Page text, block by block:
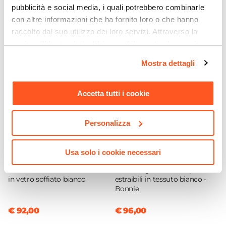
pubblicità e social media, i quali potrebbero combinarle
con altre informazioni che ha fornito loro o che hanno
raccolto dal suo utilizzo dei loro servizi. Attraverso la
sezione "Mostra dettagli" è possibile gestire le proprie
momento. Per maggiori informazioni si invita a leggere la
nostraCookie Policy.
Mostra dettagli
Accetta tutti i cookie
Personalizza
Usa solo i cookie necessari
€ 157,00 € 29,00
in vetro soffiato bianco
€ 92,00
estraibili in tessuto bianco -
Bonnie
€ 96,00